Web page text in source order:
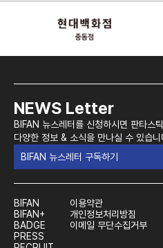
NEWS Letter
BIFAN 뉴스레터를 신청하시면 판타스
다양한 정보 & 소식을 만나실 수 있습니
BIFAN 뉴스레터 구독하기
BIFAN
BIFAN+
BADGE
PRESS
이용약관
개인정보처리방침
이메일 무단수집거부